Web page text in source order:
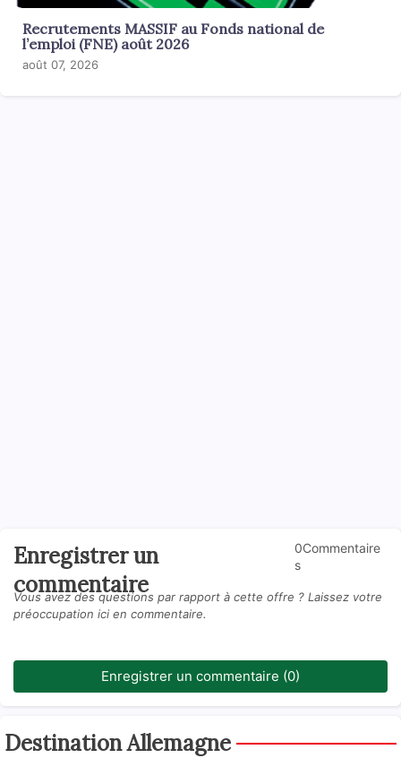
Recrutements MASSIF au Fonds national de
l’emploi (FNE) août 2026
août 07, 2026
Enregistrer un
commentaire
0Commentaire
s
Vous avez des questions par rapport à cette offre ? Laissez votre
préoccupation ici en commentaire.
Enregistrer un commentaire (0)
Destination Allemagne